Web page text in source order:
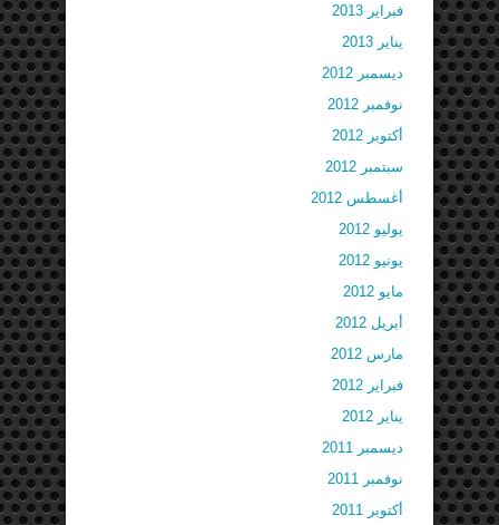
فبراير 2013
يناير 2013
ديسمبر 2012
نوفمبر 2012
أكتوبر 2012
سبتمبر 2012
أغسطس 2012
يوليو 2012
يونيو 2012
مايو 2012
أبريل 2012
مارس 2012
فبراير 2012
يناير 2012
ديسمبر 2011
نوفمبر 2011
أكتوبر 2011